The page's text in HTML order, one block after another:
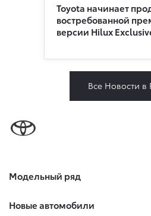
Toyota начинает
востребованной
версии Hilux
Все Новости в
Модельный ряд
Новые автомобили